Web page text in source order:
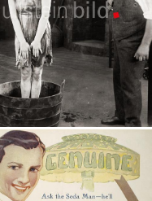
Stummfilmszenen
Granger Collection